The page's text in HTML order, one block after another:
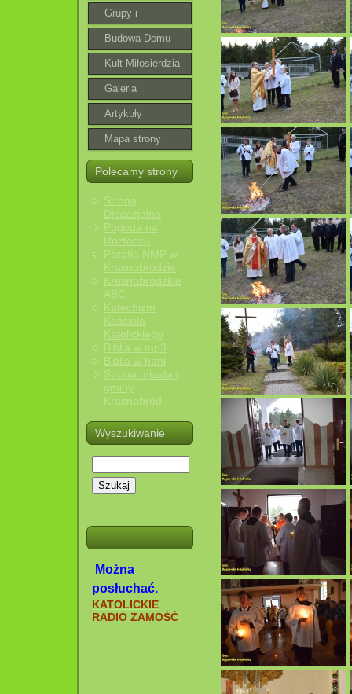
Grupy i
wspólnoty
Budowa Domu
Parafialnego
Kult Miłosierdzia
Bożego
Galeria
roztoczańska
Artykuły
Mapa strony
Polecamy strony
Strona
Diecezjalna
Pogoda na
Roztoczu
Parafia NMP w
Krasnobrodzie
Krasnobrodzkie
ABC
Katechizm
Kościoła
Katolickiego
Biblia w mp3
Biblia w html
Strona miasta i
gminy
Krasnobród
Wyszukiwanie
Szukaj
Można
posłuchać.
KATOLICKIE
RADIO ZAMOŚĆ